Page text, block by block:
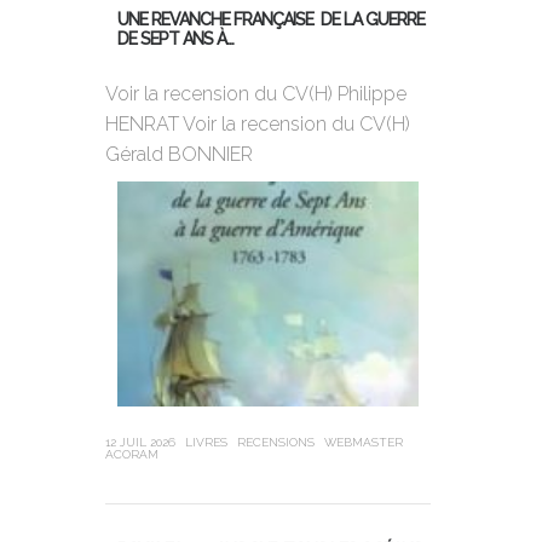
UNE REVANCHE FRANÇAISE DE LA GUERRE
DE SEPT ANS À…
Voir la recension du CV(H) Philippe
HENRAT Voir la recension du CV(H)
Gérald BONNIER
12 JUIL 2026 LIVRES RECENSIONS
WEBMASTER
ACORAM